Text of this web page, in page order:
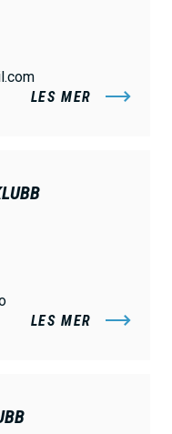
LES MER
LES MER